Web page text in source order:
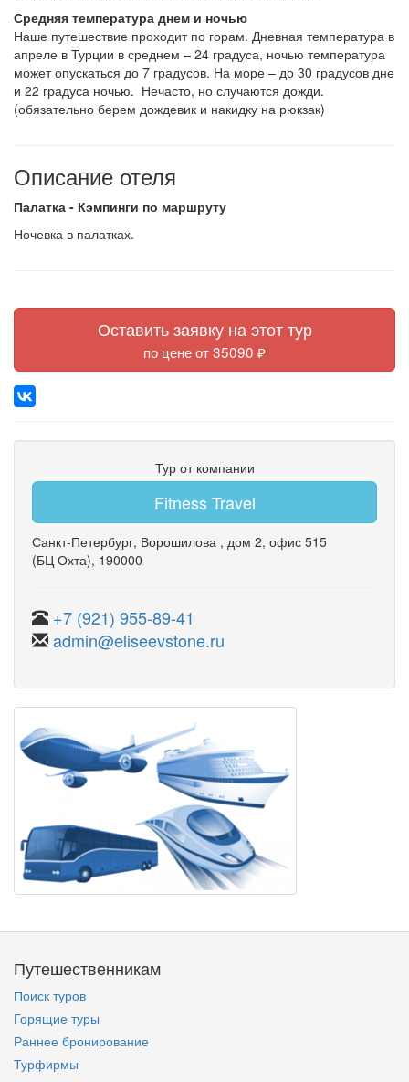
Средняя температура днем и ночью
Наше путешествие проходит по горам. Дневная температура в
апреле в Турции в среднем – 24 градуса, ночью температура
может опускаться до 7 градусов. На море – до 30 градусов дне
и 22 градуса ночью. Нечасто, но случаются дожди.
(обязательно берем дождевик и накидку на рюкзак)
Описание отеля
Палатка - Кэмпинги по маршруту
Ночевка в палатках.
Оставить заявку на этот тур
по цене от 35090 ₽
Тур от компании
Fitness Travel
Санкт-Петербург, Ворошилова , дом 2, офис 515
(БЦ Охта), 190000
+7 (921) 955-89-41
admin@eliseevstone.ru
Путешественникам
Поиск туров
Горящие туры
Раннее бронирование
Турфирмы